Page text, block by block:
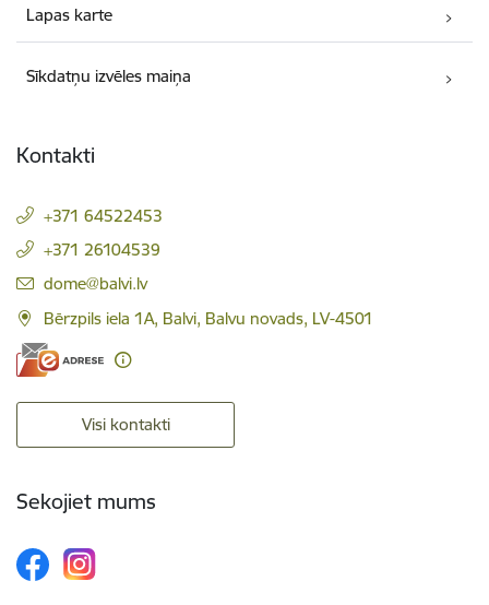
Lapas karte
Sīkdatņu izvēles maiņa
Kontakti
+371 64522453
+371 26104539
E-pasts:
dome@balvi.lv
Bērzpils iela 1A, Balvi, Balvu novads, LV-4501
Visi kontakti
Sekojiet mums